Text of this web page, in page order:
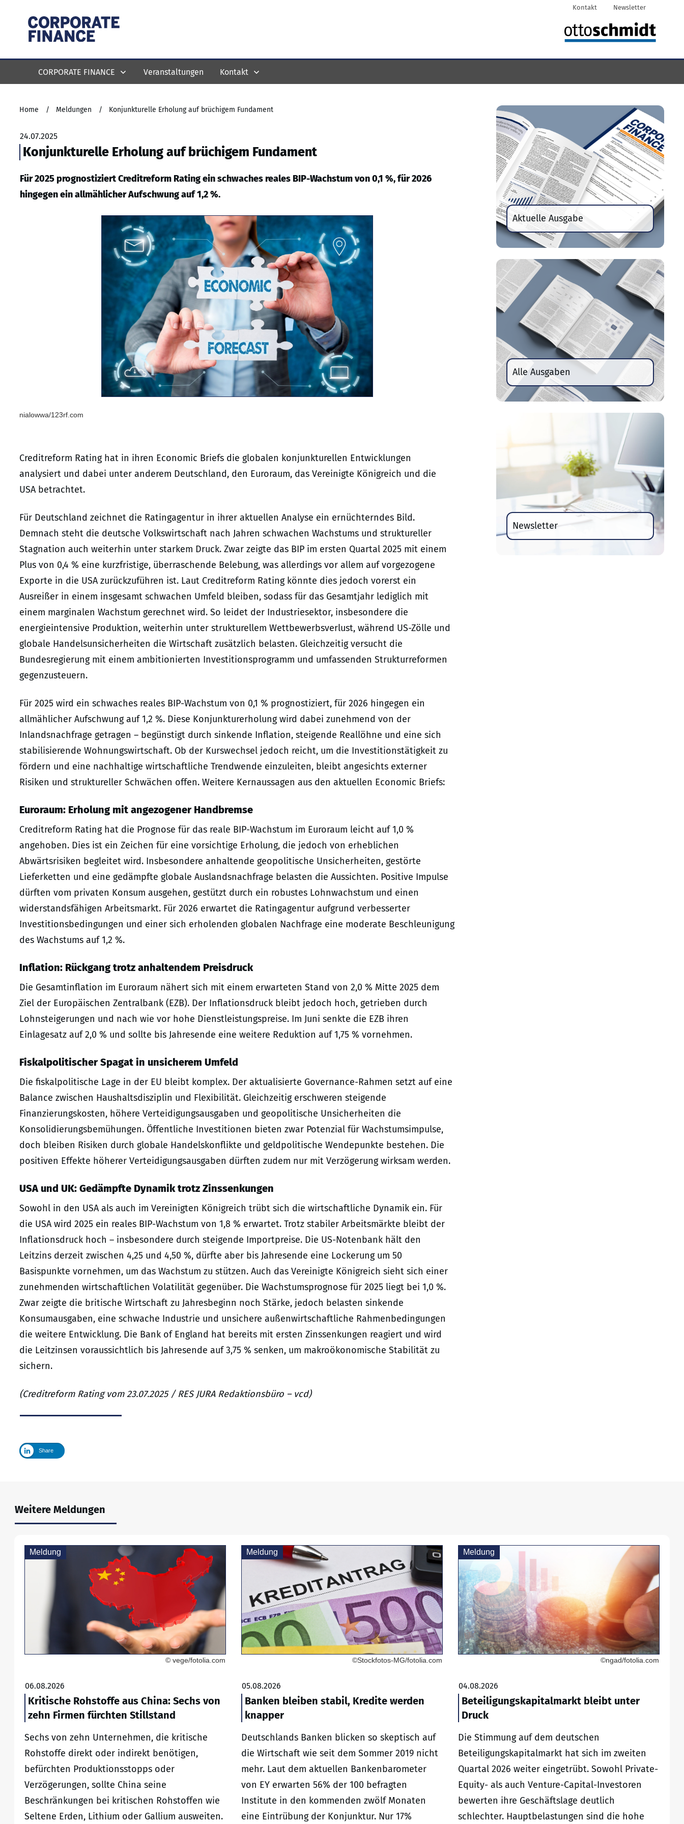
Kontakt Newsletter
CORPORATE FINANCE Veranstaltungen Kontakt
Home / Meldungen / Konjunkturelle Erholung auf brüchigem Fundament
24.07.2025
Konjunkturelle Erholung auf brüchigem Fundament
Für 2025 prognostiziert Creditreform Rating ein schwaches reales BIP-Wachstum von 0,1 %, für 2026
hingegen ein allmählicher Aufschwung auf 1,2 %.
nialowwa/123rf.com
Creditreform Rating hat in ihren Economic Briefs die globalen konjunkturellen Entwicklungen
analysiert und dabei unter anderem Deutschland, den Euroraum, das Vereinigte Königreich und die
USA betrachtet.
Für Deutschland zeichnet die Ratingagentur in ihrer aktuellen Analyse ein ernüchterndes Bild.
Demnach steht die deutsche Volkswirtschaft nach Jahren schwachen Wachstums und struktureller
Stagnation auch weiterhin unter starkem Druck. Zwar zeigte das BIP im ersten Quartal 2025 mit einem
Plus von 0,4 % eine kurzfristige, überraschende Belebung, was allerdings vor allem auf vorgezogene
Exporte in die USA zurückzuführen ist. Laut Creditreform Rating könnte dies jedoch vorerst ein
Ausreißer in einem insgesamt schwachen Umfeld bleiben, sodass für das Gesamtjahr lediglich mit
einem marginalen Wachstum gerechnet wird. So leidet der Industriesektor, insbesondere die
energieintensive Produktion, weiterhin unter strukturellem Wettbewerbsverlust, während US-Zölle und
globale Handelsunsicherheiten die Wirtschaft zusätzlich belasten. Gleichzeitig versucht die
Bundesregierung mit einem ambitionierten Investitionsprogramm und umfassenden Strukturreformen
gegenzusteuern.
Für 2025 wird ein schwaches reales BIP-Wachstum von 0,1 % prognostiziert, für 2026 hingegen ein
allmählicher Aufschwung auf 1,2 %. Diese Konjunkturerholung wird dabei zunehmend von der
Inlandsnachfrage getragen – begünstigt durch sinkende Inflation, steigende Reallöhne und eine sich
stabilisierende Wohnungswirtschaft. Ob der Kurswechsel jedoch reicht, um die Investitionstätigkeit zu
fördern und eine nachhaltige wirtschaftliche Trendwende einzuleiten, bleibt angesichts externer
Risiken und struktureller Schwächen offen. Weitere Kernaussagen aus den aktuellen Economic Briefs:
Euroraum: Erholung mit angezogener Handbremse
Creditreform Rating hat die Prognose für das reale BIP-Wachstum im Euroraum leicht auf 1,0 %
angehoben. Dies ist ein Zeichen für eine vorsichtige Erholung, die jedoch von erheblichen
Abwärtsrisiken begleitet wird. Insbesondere anhaltende geopolitische Unsicherheiten, gestörte
Lieferketten und eine gedämpfte globale Auslandsnachfrage belasten die Aussichten. Positive Impulse
dürften vom privaten Konsum ausgehen, gestützt durch ein robustes Lohnwachstum und einen
widerstandsfähigen Arbeitsmarkt. Für 2026 erwartet die Ratingagentur aufgrund verbesserter
Investitionsbedingungen und einer sich erholenden globalen Nachfrage eine moderate Beschleunigung
des Wachstums auf 1,2 %.
Inflation: Rückgang trotz anhaltendem Preisdruck
Die Gesamtinflation im Euroraum nähert sich mit einem erwarteten Stand von 2,0 % Mitte 2025 dem
Ziel der Europäischen Zentralbank (EZB). Der Inflationsdruck bleibt jedoch hoch, getrieben durch
Lohnsteigerungen und nach wie vor hohe Dienstleistungspreise. Im Juni senkte die EZB ihren
Einlagesatz auf 2,0 % und sollte bis Jahresende eine weitere Reduktion auf 1,75 % vornehmen.
Fiskalpolitischer Spagat in unsicherem Umfeld
Die fiskalpolitische Lage in der EU bleibt komplex. Der aktualisierte Governance-Rahmen setzt auf eine
Balance zwischen Haushaltsdisziplin und Flexibilität. Gleichzeitig erschweren steigende
Finanzierungskosten, höhere Verteidigungsausgaben und geopolitische Unsicherheiten die
Konsolidierungsbemühungen. Öffentliche Investitionen bieten zwar Potenzial für Wachstumsimpulse,
doch bleiben Risiken durch globale Handelskonflikte und geldpolitische Wendepunkte bestehen. Die
positiven Effekte höherer Verteidigungsausgaben dürften zudem nur mit Verzögerung wirksam werden.
USA und UK: Gedämpfte Dynamik trotz Zinssenkungen
Sowohl in den USA als auch im Vereinigten Königreich trübt sich die wirtschaftliche Dynamik ein. Für
die USA wird 2025 ein reales BIP-Wachstum von 1,8 % erwartet. Trotz stabiler Arbeitsmärkte bleibt der
Inflationsdruck hoch – insbesondere durch steigende Importpreise. Die US-Notenbank hält den
Leitzins derzeit zwischen 4,25 und 4,50 %, dürfte aber bis Jahresende eine Lockerung um 50
Basispunkte vornehmen, um das Wachstum zu stützen. Auch das Vereinigte Königreich sieht sich einer
zunehmenden wirtschaftlichen Volatilität gegenüber. Die Wachstumsprognose für 2025 liegt bei 1,0 %.
Zwar zeigte die britische Wirtschaft zu Jahresbeginn noch Stärke, jedoch belasten sinkende
Konsumausgaben, eine schwache Industrie und unsichere außenwirtschaftliche Rahmenbedingungen
die weitere Entwicklung. Die Bank of England hat bereits mit ersten Zinssenkungen reagiert und wird
die Leitzinsen voraussichtlich bis Jahresende auf 3,75 % senken, um makroökonomische Stabilität zu
sichern.
(Creditreform Rating vom 23.07.2025 / RES JURA Redaktionsbüro – vcd)
Share
Aktuelle Ausgabe
Alle Ausgaben
Newsletter
Weitere Meldungen
Meldung
© vege/fotolia.com
06.08.2026
Kritische Rohstoffe aus China: Sechs von
zehn Firmen fürchten Stillstand
Sechs von zehn Unternehmen, die kritische
Rohstoffe direkt oder indirekt benötigen,
befürchten Produktionsstopps oder
Verzögerungen, sollte China seine
Beschränkungen bei kritischen Rohstoffen wie
Seltene Erden, Lithium oder Gallium ausweiten.
Meldung
©Stockfotos-MG/fotolia.com
05.08.2026
Banken bleiben stabil, Kredite werden
knapper
Deutschlands Banken blicken so skeptisch auf
die Wirtschaft wie seit dem Sommer 2019 nicht
mehr. Laut dem aktuellen Bankenbarometer
von EY erwarten 56% der 100 befragten
Institute in den kommenden zwölf Monaten
eine Eintrübung der Konjunktur. Nur 17%
Meldung
©ngad/fotolia.com
04.08.2026
Beteiligungskapitalmarkt bleibt unter
Druck
Die Stimmung auf dem deutschen
Beteiligungskapitalmarkt hat sich im zweiten
Quartal 2026 weiter eingetrübt. Sowohl Private-
Equity- als auch Venture-Capital-Investoren
bewerten ihre Geschäftslage deutlich
schlechter. Hauptbelastungen sind die hohe